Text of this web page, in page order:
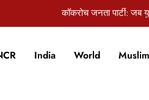
का रात में औचक निरीक्षण, लापरवाही
Industry Fast-Tracks Toward Rs.
India World